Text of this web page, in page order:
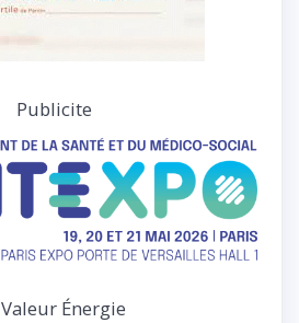
Publicite
Valeur Énergie